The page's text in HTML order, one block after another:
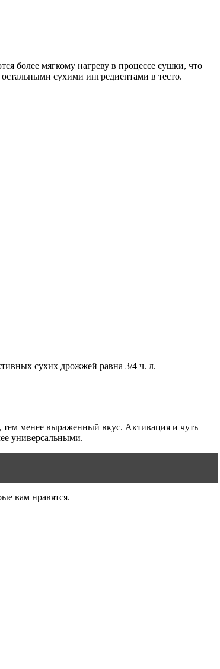
более мягкому нагреву в процессе сушки, что
сухими ингредиентами в тесто.
сухих дрожжей равна 3/4 ч. л.
тем менее выраженный вкус. Активация и чуть
универсальными.
вам нравятся.